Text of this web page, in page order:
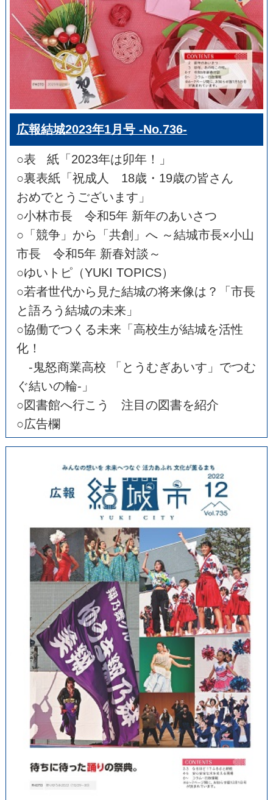
広報結城2023年1月号 -No.736-
○表 紙「2023年は卯年！」
○裏表紙「祝成人 18歳・19歳の皆さん
おめでとうございます」
○小林市長 令和5年 新年のあいさつ
○「競争」から「共創」へ ～結城市長×小山
市長 令和5年 新春対談～
○ゆいトピ（YUKI TOPICS）
○若者世代から見た結城の将来像は？「市長
と語ろう結城の未来」
○協働でつくる未来「高校生が結城を活性
化！
-鬼怒商業高校 「とうむぎあいす」でつむ
ぐ結いの輪-」
○図書館へ行こう 注目の図書を紹介
○広告欄